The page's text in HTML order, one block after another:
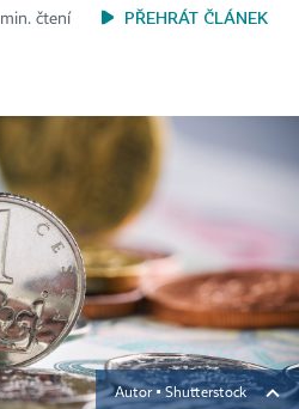
čtení
PŘEHRÁT ČLÁNEK
Autor ▪Shutterstock